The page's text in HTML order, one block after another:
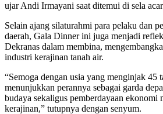
ujar Andi Irmayani saat ditemui di sela
Selain ajang silaturahmi para pelaku dan
daerah, Gala Dinner ini juga menjadi
Dekranas dalam membina,
industri kerajinan tanah air.
“Semoga dengan usia yang menginjak 45
menunjukkan perannya sebagai garda
budaya sekaligus pemberdayaan ekonomi
kerajinan,” tutupnya dengan senyum.